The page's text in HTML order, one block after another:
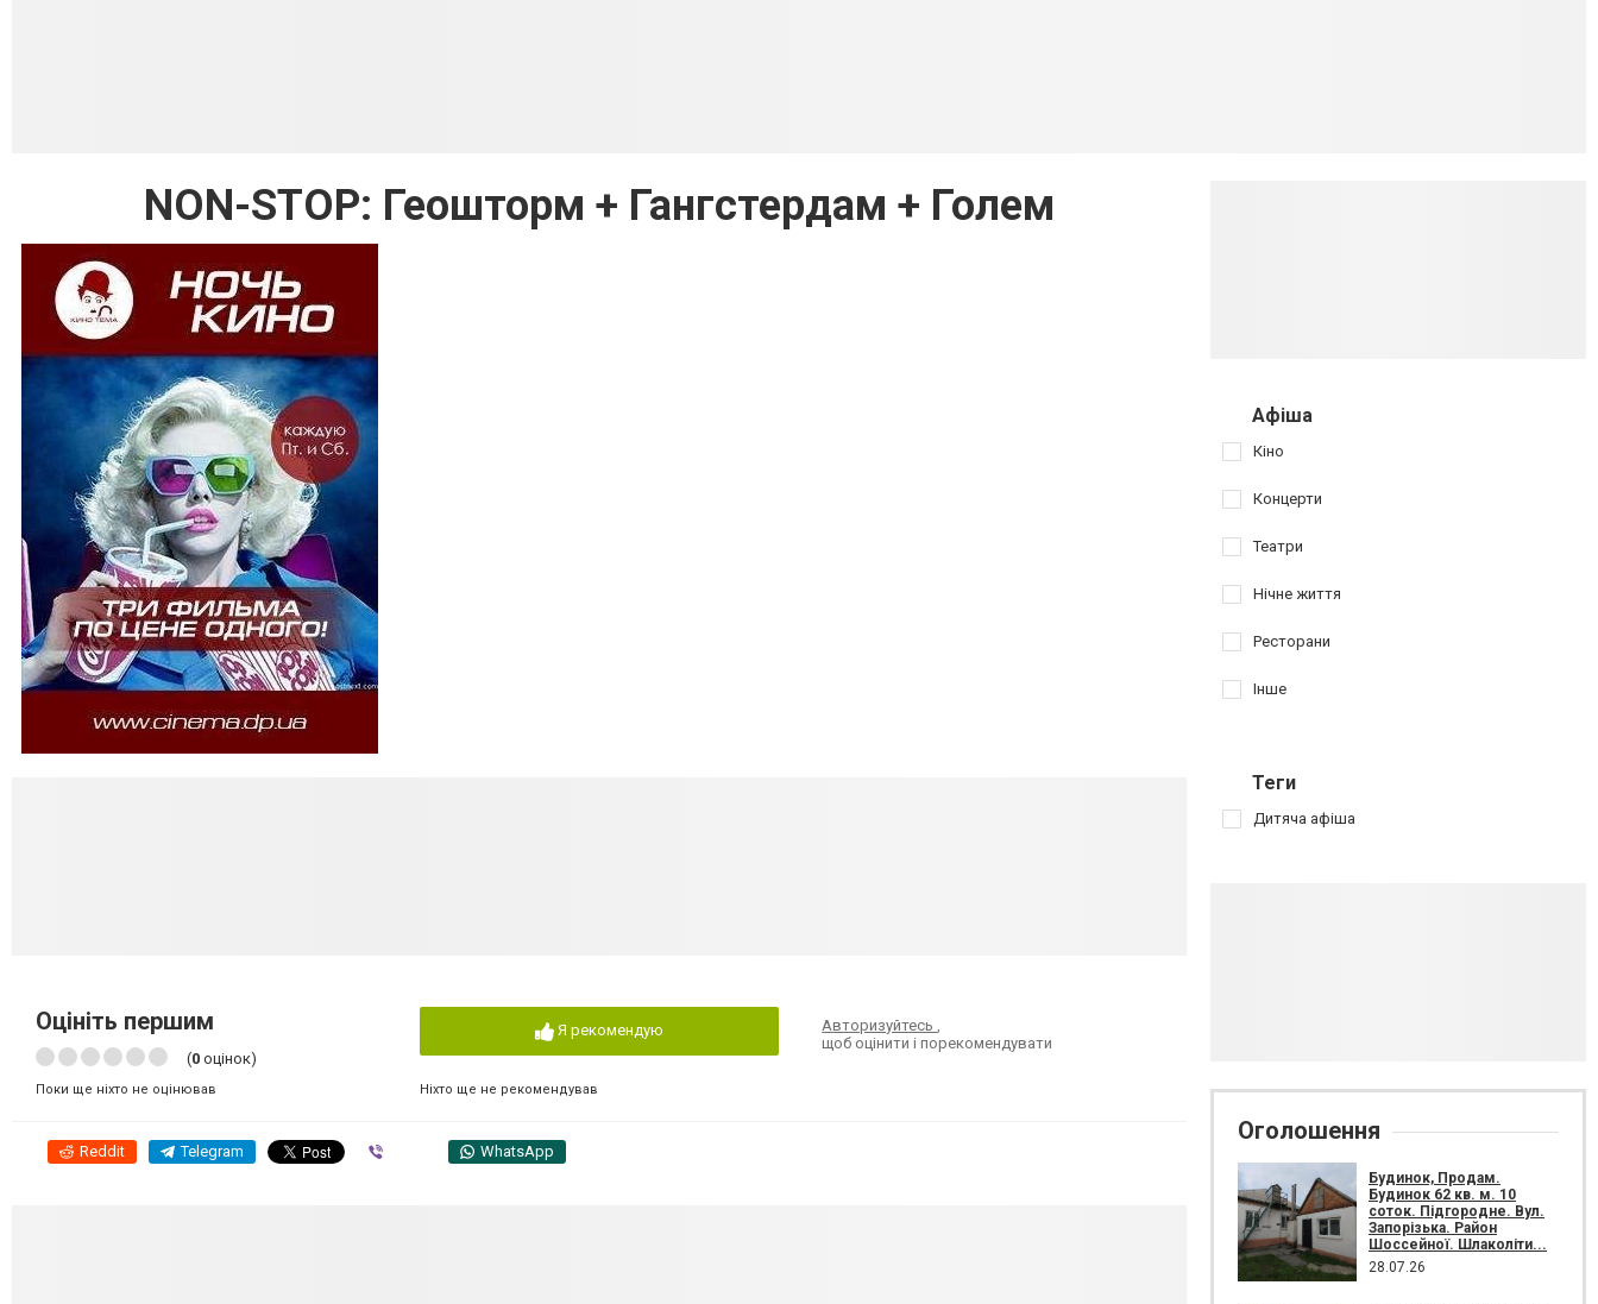
NON-STOP: Геошторм + Гангстердам + Голем
Оцініть першим
(0 оцінок)
Поки ще ніхто не оцінював
Я рекомендую
Ніхто ще не рекомендував
Авторизуйтесь,
щоб оцінити і порекомендувати
Reddit Telegram WhatsApp
Афіша
Кіно
Концерти
Театри
Нічне життя
Ресторани
Інше
Теги
Дитяча афіша
Оголошення
Будинок, Продам.
Будинок 62 кв. м. 10
соток. Підгородне. Вул.
Запорізька. Район
Шоссейної. Шлаколіти...
28.07.26